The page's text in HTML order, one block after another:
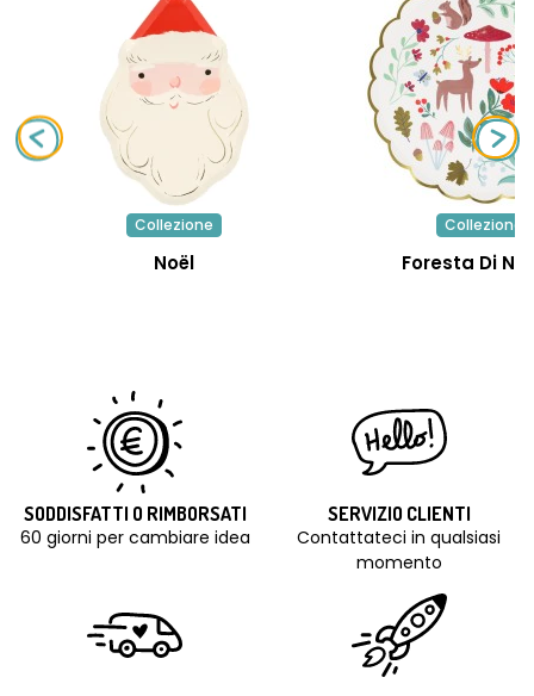
Collezione
Noël
Collezione
Foresta Di
SODDISFATTI O RIMBORSATI
60 giorni per cambiare idea
SERVIZIO CLIENTI
Contattateci in qualsiasi
momento